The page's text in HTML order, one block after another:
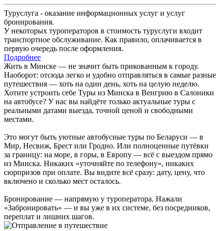
Туруслуга - оказание информационных услуг и услуг
бронирования.
У некоторых туроператоров в стоимость туруслуги входит
транспортное обслуживание. Как правило, оплачивается в
первую очередь после оформления.
Подробнее
Жить в Минске — не значит быть прикованным к городу.
Наоборот: отсюда легко и удобно отправляться в самые разные
путешествия — хоть на один день, хоть на целую неделю.
Хотите устроить себе Туры из Минска в Венгрию в Салоники
на автобусе? У нас вы найдёте только актуальные туры с
реальными датами выезда, точной ценой и свободными
местами.
Это могут быть уютные автобусные туры по Беларуси — в
Мир, Несвиж, Брест или Гродно. Или полноценные путёвки
за границу: на море, в горы, в Европу — всё с выездом прямо
из Минска. Никаких «уточняйте по телефону», никаких
сюрпризов при оплате. Вы видите всё сразу: дату, цену, что
включено и сколько мест осталось.
Бронирование — напрямую у туроператора. Нажали
«Забронировать» — и вы уже в их системе, без посредников,
переплат и лишних шагов.